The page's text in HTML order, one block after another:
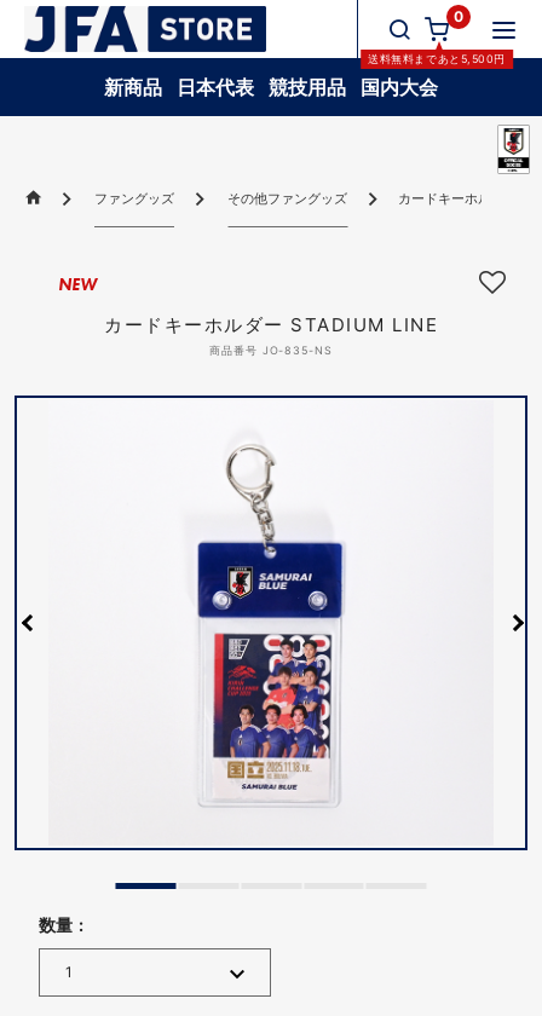
0
送料無料まであと 5,500円
新商品 日本代表 競技用品 国内大会
ファングッズ その他ファングッズ カードキーホルダー
カードキーホルダー STADIUM LINE
商品番号 JO-835-NS
NEW
数量 :